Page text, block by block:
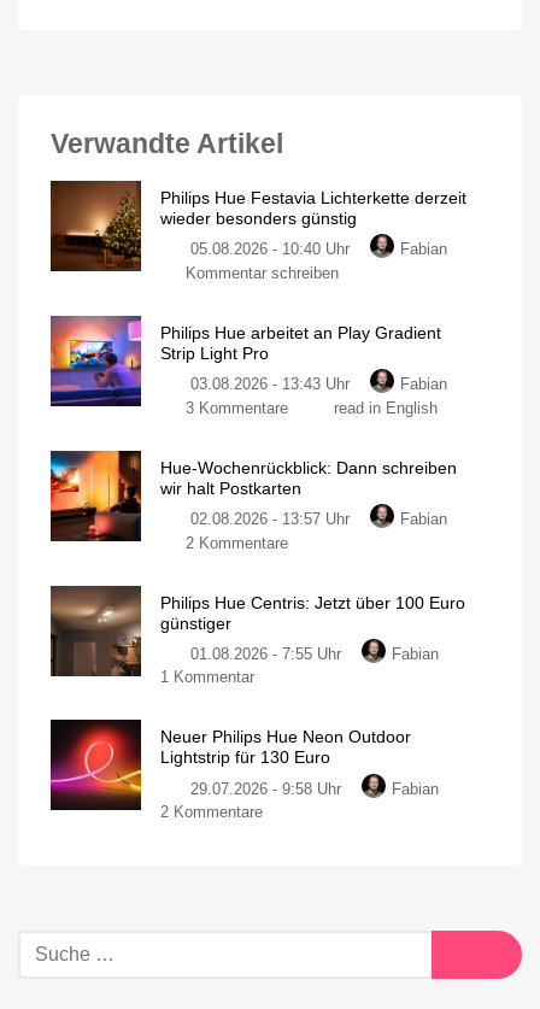
Verwandte Artikel
Philips Hue Festavia Lichterkette derzeit
wieder besonders günstig
05.08.2026 - 10:40 Uhr
Fabian
Kommentar schreiben
Philips Hue arbeitet an Play Gradient
Strip Light Pro
03.08.2026 - 13:43 Uhr
Fabian
3 Kommentare
read in English
Hue-Wochenrückblick: Dann schreiben
wir halt Postkarten
02.08.2026 - 13:57 Uhr
Fabian
2 Kommentare
Philips Hue Centris: Jetzt über 100 Euro
günstiger
01.08.2026 - 7:55 Uhr
Fabian
1 Kommentar
Neuer Philips Hue Neon Outdoor
Lightstrip für 130 Euro
29.07.2026 - 9:58 Uhr
Fabian
2 Kommentare